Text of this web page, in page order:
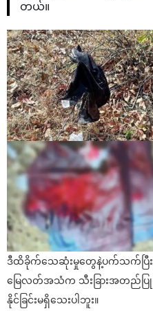
တယ်။
ဒီထိခိုက်သေဆုံးမှုတွေနဲ့ပက်သက်ပြီး
မြေလတ်အသံက သီးခြားအတည်ပြု
နိုင်ခြင်းမရှိသေးပါဘူး။